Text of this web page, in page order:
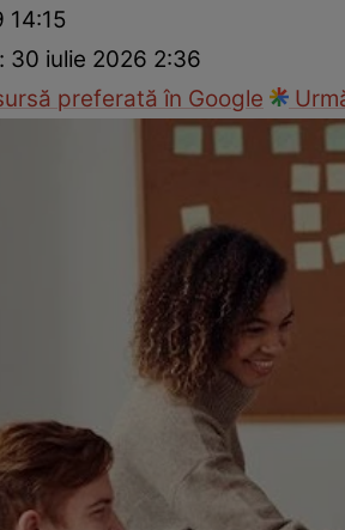
14:15
30 iulie 2026 2:36
preferată în Google